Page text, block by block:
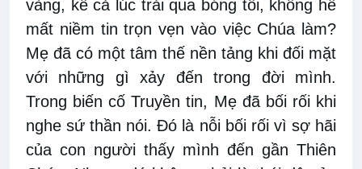
vàng, kể cả lúc trải qua bóng tối, không hề
mất niềm tin trọn vẹn vào việc Chúa làm?
Mẹ đã có một tâm thế nền tảng khi đối mặt
với những gì xảy đến trong đời mình.
Trong biến cố Truyền tin, Mẹ đã bối rối khi
nghe sứ thần nói. Đó là nỗi bối rối vì sợ hãi
của con người thấy mình đến gần Thiên